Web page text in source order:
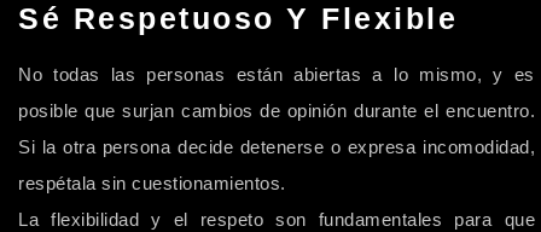
Sé Respetuoso Y Flexible
No todas las personas están abiertas a lo mismo, y es
posible que surjan cambios de opinión durante el encuentro.
Si la otra persona decide detenerse o expresa incomodidad,
respétala sin cuestionamientos.
La flexibilidad y el respeto son fundamentales para que